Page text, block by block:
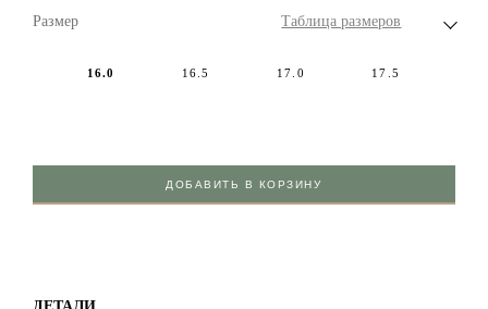
Размер Таблица размеров
16.0 16.5 17.0 17.5
ДОБАВИТЬ В КОРЗИНУ
ДЕТАЛИ